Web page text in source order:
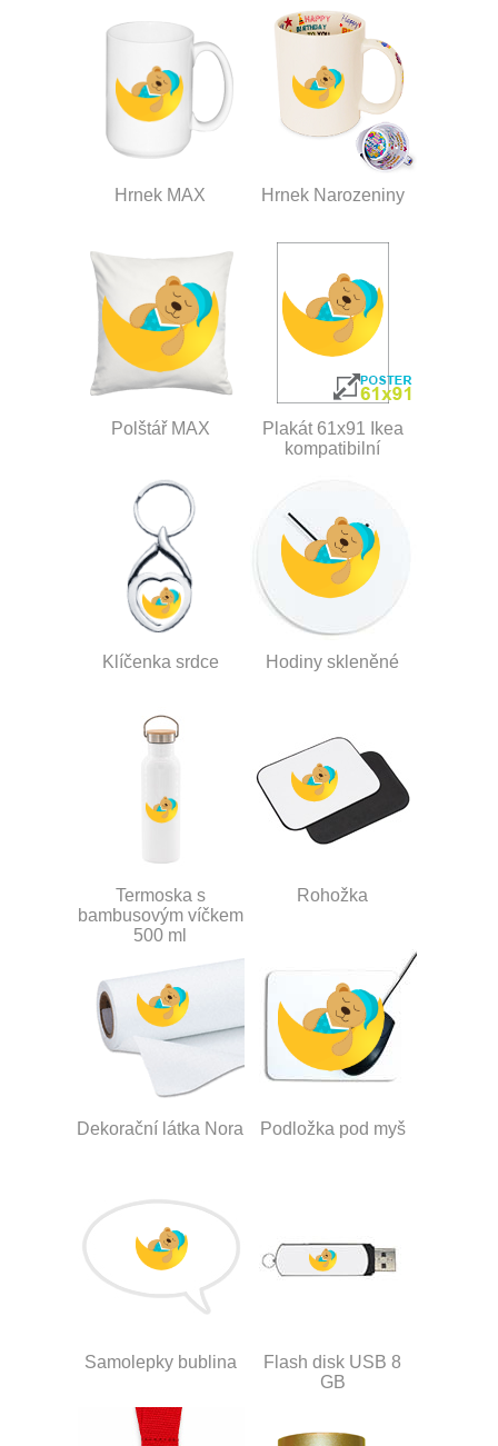
Hrnek MAX Hrnek Narozeniny
Polštář MAX
Plakát 61x91 Ikea
kompatibilní
Klíčenka srdce Hodiny skleněné
Termoska s
bambusovým víčkem
500 ml
Rohožka
Dekorační látka Nora Podložka pod myš
Samolepky bublina
Flash disk USB 8
GB